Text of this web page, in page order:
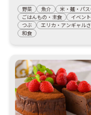
野菜 魚介
米・麺・パス
ごはんもの・主食
イベント
つぶ
エリカ・アンギャル
和食